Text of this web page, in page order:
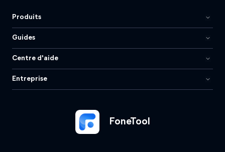
FoneTool
Produits
Guides
Centre d'aide
Entreprise